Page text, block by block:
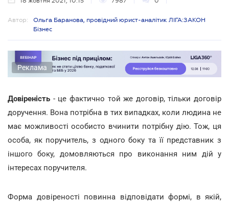
Автор:
Ольга Баранова, провідний юрист-аналітик ЛІГА:ЗАКОН
Бізнес
Реклама
Довіреність - це фактично той же договір, тільки договір
доручення. Вона потрібна в тих випадках, коли людина не
має можливості особисто вчинити потрібну дію. Тож, ця
особа, як поручитель, з одного боку та її представник з
іншого боку, домовляються про виконання ним дій у
інтересах поручителя.
Форма довіреності повинна відповідати формі, в якій,